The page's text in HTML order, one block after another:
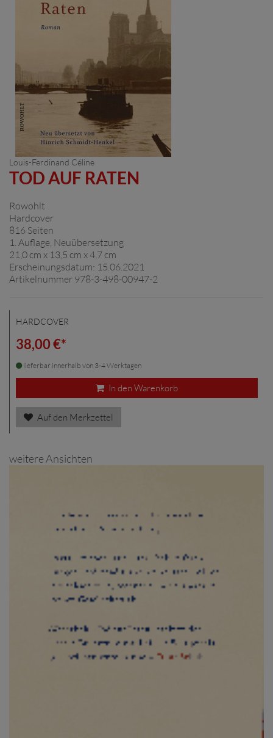
Louis-Ferdinand Céline
TOD AUF RATEN
Rowohlt
Hardcover
816 Seiten
1. Auflage, Neuübersetzung
21,0 cm x 13,5 cm x 4,7 cm
Erscheinungsdatum: 15.06.2021
Artikelnummer 978-3-498-00947-2
HARDCOVER
38,00 €*
lieferbar innerhalb von 3-4 Werktagen
In den Warenkorb
Auf den Merkzettel
weitere Ansichten